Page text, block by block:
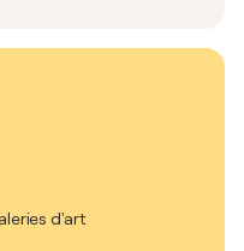
d'art